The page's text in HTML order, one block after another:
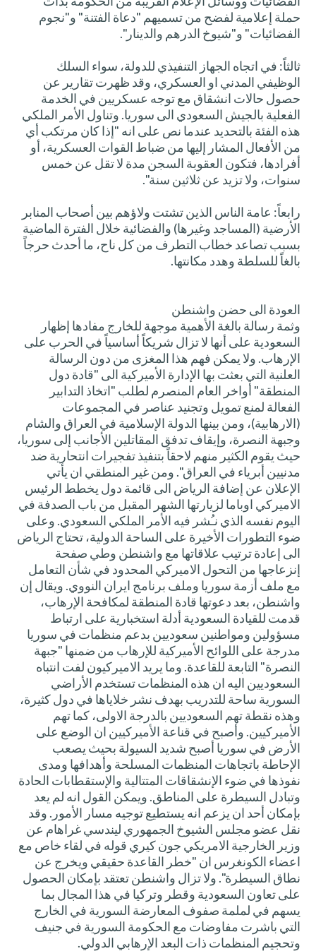
حملة إعلامية لفضح من تسميهم "دعاة الفتنة" و"نجوم
الفضائيات" و"شيوخ الدرهم والدينار".
ثالثاً: في اتجاه الجهاز التنفيذي للدولة، سواء السلك
الوظيفي المدني او العسكري، وقد ظهرت تقارير عن
حصول حالات انشقاق مع توجه عسكريين في الخدمة
الفعلية بالجيش السعودي الى سوريا. وتناول الأمر الملكي
هذه الفئة بالتحديد عندما نص على انه "إذا كان مرتكب أي
من الأفعال المشار إليها من ضباط القوات العسكرية، أو
أفرادها، فتكون العقوبة السجن مدة لا تقل عن خمس
سنوات، ولا تزيد عن ثلاثين سنة".
رابعاً: عامة الناس الذين تشتت ولاؤهم بين أصحاب المنابر
الأرضية (المساجد وغيرها) والفضائية خلال الفترة الماضية
بسبب تصاعد خطاب التطرف من كل ناح، ما أحدث حرجاً
بالغاً للسلطة وهدد مكانتها.
العودة الى حضن واشنطن
وثمة رسالة بالغة الأهمية موجهة للخارج مفادها إظهار
السعودية على أنها لا تزال شريكاً أساسياً في الحرب على
الإرهاب. ولا يمكن فهم هذا المغزى من دون الرسالة
العلنية التي بعثت بها الإدارة الأميركية الى "قادة دول
المنطقة" أواخر العام المنصرم لطلب "اتخاذ التدابير
الفعالة لمنع تمويل وتجنيد عناصر في المجموعات
(الارهابية)، ومن بينها الدولة الإسلامية في العراق والشام
وجبهة النصرة، وإيقاف تدفق المقاتلين الأجانب إلى سوريا،
حيث يقوم الكثير منهم لاحقاً بتنفيذ تفجيرات انتحارية ضد
مدنيين أبرياء في العراق". ومن غير المنطقي ان يأتي
الإعلان عن إضافة الرياض الى قائمة دول يخطط الرئيس
الاميركي اوباما لزيارتها الشهر المقبل من باب الصدفة في
اليوم نفسه الذي نـُشر فيه الأمر الملكي السعودي. وعلى
ضوء التطورات الأخيرة على الساحة الدولية، تحتاج الرياض
الى إعادة ترتيب علاقاتها مع واشنطن وطي صفحة
إنزعاجها من التحول الاميركي المحدود في شأن التعامل
مع ملف أزمة سوريا وملف برنامج ايران النووي. ويقال إن
واشنطن، بعد دعوتها قادة المنطقة لمكافحة الإرهاب،
قدمت للقيادة السعودية أدلة استخبارية على ارتباط
مسؤولين ومواطنين سعوديين بدعم منظمات في سوريا
مدرجة على اللوائح الأميركية للإرهاب من ضمنها "جبهة
النصرة" التابعة للقاعدة. وما يريد الاميركيون لفت انتباه
السعوديين اليه ان هذه المنظمات تستخدم الأراضي
السورية ساحة للتدريب بهدف نشر خلاياها في دول كثيرة،
وهذه نقطة تهم السعوديين بالدرجة الاولى، كما تهم
الأميركيين. وأصبح في قناعة الأميركيين ان الوضع على
الأرض في سوريا أصبح شديد السيولة بحيث يصعب
الإحاطة باتجاهات المنظمات المسلحة وأهدافها ومدى
نفوذها في ضوء الإنشقاقات المتتالية والإستقطابات الحادة
وتبادل السيطرة على المناطق. ويمكن القول انه لم يعد
بإمكان أحد ان يزعم انه يستطيع توجيه مسار الأمور. وقد
نقل عضو مجلس الشيوخ الجمهوري ليندسي غراهام عن
وزير الخارجية الامريكي جون كيري قوله في لقاء خاص مع
اعضاء الكونغرس ان "خطر القاعدة حقيقي ويخرج عن
نطاق السيطرة". ولا تزال واشنطن تعتقد بإمكان الحصول
على تعاون السعودية وقطر وتركيا في هذا المجال بما
يسهم في لملمة صفوف المعارضة السورية في الخارج
التي باشرت مفاوضات مع الحكومة السورية في جنيف
وتحجيم المنظمات ذات البعد الإرهابي الدولي.